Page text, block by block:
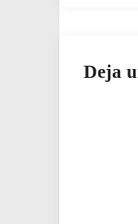
Deja